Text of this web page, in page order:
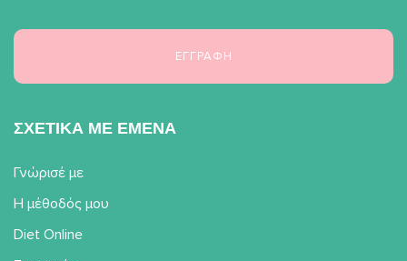
ΣΧΕΤΙΚΑ ΜΕ ΕΜΕΝΑ
Γνώρισέ με
Η μέθοδός μου
Diet Online